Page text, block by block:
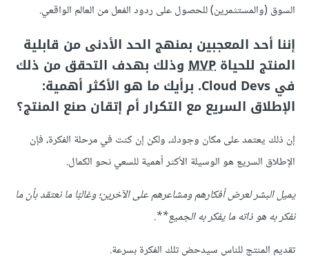
السوق (والمستثمرين) للحصول على ردود الفعل من العالم الواقعي.
إننا أحد المعجبين بمنهج الحد الأدنى من قابلية
المنتج للحياة MVP وذلك بهدف التحقق من ذلك
في Cloud Devs. برأيك ما هو الأكثر أهمية:
الإطلاق السريع مع التكرار أم إتقان صنع المنتج؟
إن ذلك يعتمد على مكان وجودك، ولكن إن كنت في مرحلة الفكرة، فإن
الإطلاق السريع هو الوسيلة الأكثر أهمية للسعي نحو الكمال.
يميل البشر لعرض أفكارهم ومشاعرهم على الآخرين؛ وغالبًا ما نعتقد بأن ما
نفكر به هو ذاته ما يفكر به الجميع**.
تقديم المنتج للناس سيدحض تلك الفكرة بسرعة.